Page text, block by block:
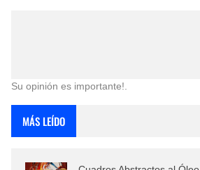
Su opinión es importante!.
MÁS LEÍDO